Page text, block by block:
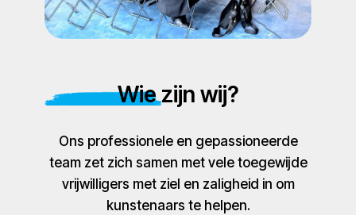
Wie zijn wij?
Ons professionele en gepassioneerde
team zet zich samen met vele toegewijde
vrijwilligers met ziel en zaligheid in om
kunstenaars te helpen.